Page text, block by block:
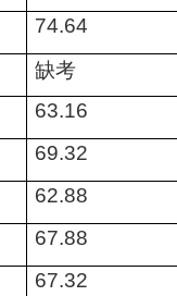
74.64
缺考
63.16
69.32
62.88
67.88
67.32